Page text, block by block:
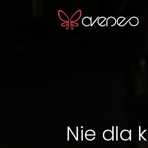
Nie dla